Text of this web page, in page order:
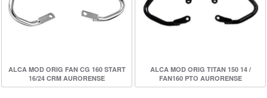
ALCA MOD ORIG FAN CG 160 START
16/24 CRM AURORENSE
ALCA MOD ORIG TITAN 150 14 /
FAN160 PTO AURORENSE